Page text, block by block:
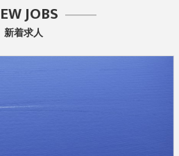
新着求人
JOBS